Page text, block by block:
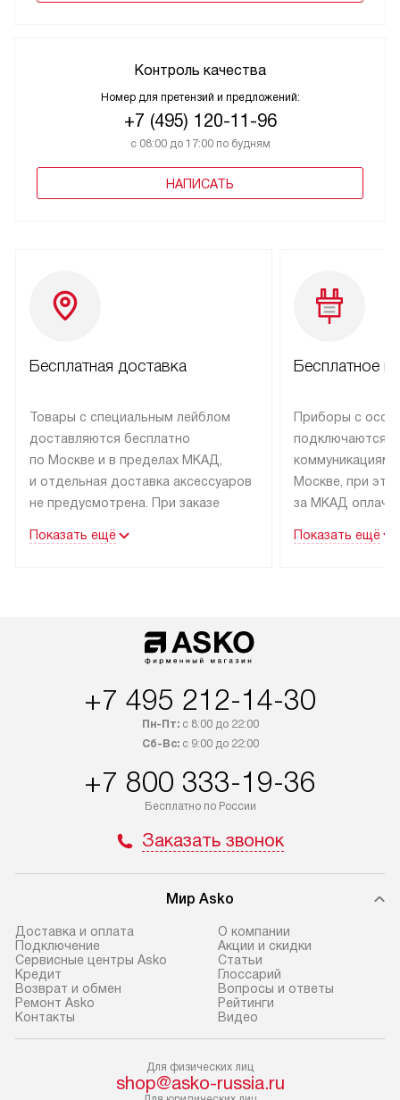
Контроль качества
Номер для претензий и предложений:
+7 (495) 120-11-96
с 08:00 до 17:00 по будням
НАПИСАТЬ
Бесплатная доставка
Товары с специальным лейблом
доставляются бесплатно
по Москве и в пределах МКАД,
и отдельная доставка аксессуаров
не предусмотрена. При заказе
рекомендуем обсудить
быть отправлены покупателю
в течение трех дней. Если вам
обсудите возможность его
приобретения с менеджером сайта.
Товары с специальным лейблом
по Москве в пределах МКАД,
и отдельная доставка аксессуаров
в Санкт-Петербург и другие
100% предоплаты мы бесплатно
доставляем заказ
до представительства
транспортной компании в г. Москва.
Пожалуйста, уточняйте условия
доставки у менеджера при
оформлении заказа.
В оговоренный день служба
доставки доставит упакованный
Показать ещё
Бесплатное
Приборы с
подключаются к
коммуникациям
Москве, при
за МКАД
партнера
прайсу. Сервис
установление,
предполагают,
установленной
Показать ещё
+7 495 212-14-30
Пн-Пт:с 8:00 до 22:00
Сб-Вс:с 9:00 до 22:00
+7 800 333-19-36
Бесплатно по России
Заказать звонок
Мир Asko
Доставка и оплата
Подключение
Сервисные центры Asko
Кредит
Возврат и обмен
Ремонт Asko
Контакты
О компании
Акции и скидки
Статьи
Глоссарий
Вопросы и ответы
Рейтинги
Видео
Для физических лиц
shop@asko-russia.ru